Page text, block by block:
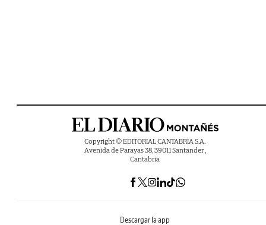
Copyright © EDITORIAL CANTABRIA S.A.
Avenida de Parayas 38, 39011 Santander ,
Cantabria
Descargar la app